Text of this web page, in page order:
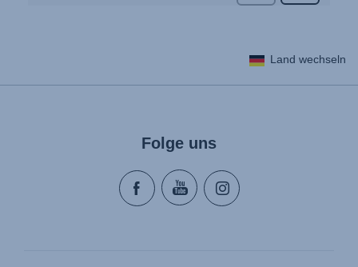
Land wechseln
Folge uns